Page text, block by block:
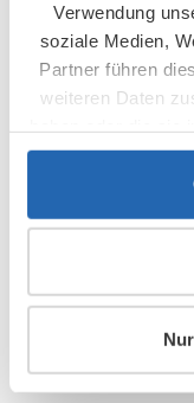
Verwendung
soziale Medien,
Partner führen
weiteren Daten
Die
Die